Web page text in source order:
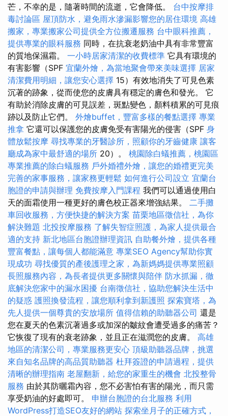
芒，不幸的是，隨著時間的流逝，它會降低。 台中按摩排
毒討論區 屋頂防水，避免雨水滲漏影響您的居住環境 高雄
搬家，專業搬家公司提供全方位搬遷服務 台中眼科推薦，
提供專業的眼科服務 同時，在抗衰老奶油中具有非常豐富
的質地保濕霜。 一小時居家清潔的收費標準 它具有環境的
有害影響（SPF 宜蘭外燴，為當地聚會帶來美味選擇 居家
清潔費用明細，讓您安心選擇 15）有效地消失了可見色素
沉著的跡象，從而使您的皮膚具有穩定的膚色和發光。 它
有助於消除皮膚的可見誤差，斑點變色，顏料積累的可見痕
跡以及防止它們。 外燴buffet，豐富多樣的餐點選擇 專業
推拿 它還可以保護您的皮膚免受有害陽光的侵害（SPF 身
體放鬆按摩 尋找專業的牙醫診所，照顧你的牙齒健康 讓客
廳成為家中最舒適的場所 20）。 桃園除白蟻推薦，桃園區
專業推薦的除白蟻服務 戶外婚禮外燴，讓您的婚禮更完美
完善的家事服務，讓家務更輕鬆 如何進行公司設立 宜蘭台
胞證的申請與辦理 免費按摩入門課程 我們可以通過使用白
天的面霜使用一種更好的膚色校正器來增強結果。 二手攤
車回收服務，方便快捷的解決方案 苗栗地區徵信社，為你
解決難題 北投按摩服務 了解失智症照護，為家人提供最合
適的支持 新北地區台胞證辦理資訊 自助餐外燴，提供各種
豐富餐點，讓每個人都能滿意 專業SEO Agency幫助你實
現成功 尋找優質的產後護理之家，為新媽媽提供專業照顧
長照服務內容，為長者提供更多關懷與陪伴 防水抓漏，徹
底解決您家中的漏水困擾 台南徵信社，協助您解決生活中
的疑惑 護照換發流程，讓您順利拿到新護照 探索寶塔，為
先人提供一個尊貴的安放場所 值得信賴的助聽器公司 還是
您在夏天的色素沉著過多或加深的皺紋會遭受過多的痛苦？
它恢復了現有的衰老跡象，並且正在滋潤您的皮膚。 高雄
地區的清潔公司，專業服務更安心 頂級助聽器品牌，挑選
來自知名品牌的高品質助聽器 杜拜簽證的申請過程，提供
清晰的辦理指南 老屋翻新，給您的家重生的機會 北投整骨
服務 由於其防曬霜內容，您不必害怕有害的陽光，而只需
享受奶油的好處即可。 申辦台胞證的台北服務 利用
WordPress打造SEO友好的網站 探索坐月子的正確方式，